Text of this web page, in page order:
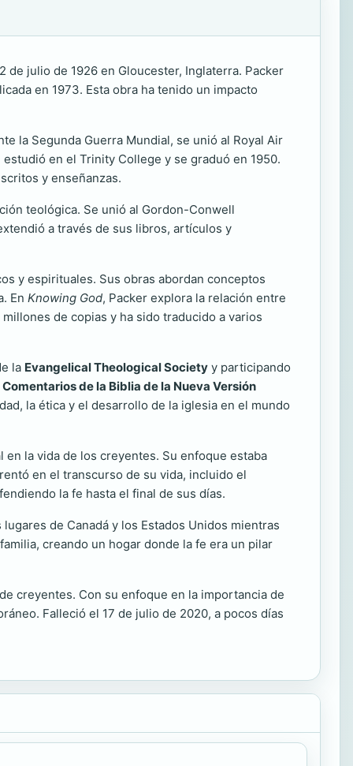
de julio de 1926 en Gloucester, Inglaterra. Packer
en 1973. Esta obra ha tenido un impacto
la Segunda Guerra Mundial, se unió al Royal Air
en el Trinity College y se graduó en 1950.
y enseñanzas.
teológica. Se unió al Gordon-Conwell
a través de sus libros, artículos y
y espirituales. Sus obras abordan conceptos
En Knowing God, Packer explora la relación entre
de copias y ha sido traducido a varios
la Evangelical Theological Society y participando
de la Biblia de la Nueva Versión
la ética y el desarrollo de la iglesia en el mundo
la vida de los creyentes. Su enfoque estaba
en el transcurso de su vida, incluido el
la fe hasta el final de sus días.
de Canadá y los Estados Unidos mientras
creando un hogar donde la fe era un pilar
creyentes. Con su enfoque en la importancia de
Falleció el 17 de julio de 2020, a pocos días